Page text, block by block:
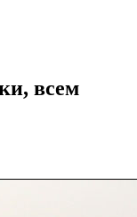
всем